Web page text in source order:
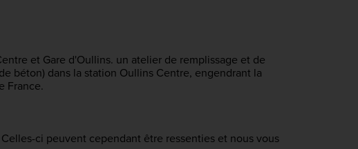
et Gare d'Oullins. un atelier de remplissage et de
béton) dans la station Oullins Centre, engendrant la
France.
ci peuvent cependant être ressenties et nous vous